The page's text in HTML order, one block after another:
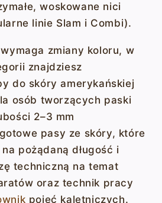
woskowane nici
linie Slam i Combi).
zmiany koloru, w
znajdziesz
do skóry amerykańskiej
osób tworzących paski
2–3 mm
pasy ze skóry, które
pożądaną długość i
techniczną na temat
oraz technik pracy
pojęć kaletniczych.